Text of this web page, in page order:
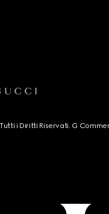
i Diritti Riservati. G